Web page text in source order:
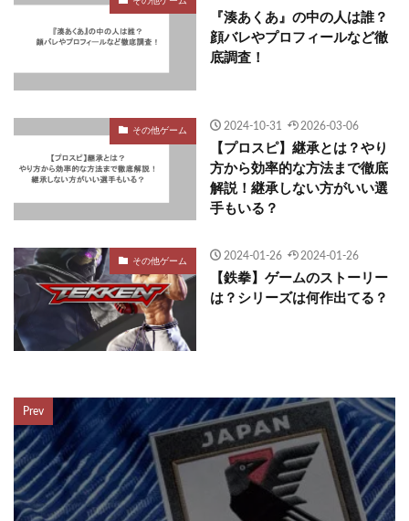
『湊あくあ』の中の人は誰？
顔バレやプロフィールなど徹
底調査！
その他ゲーム 2024-10-31 2026-03-06
【プロスピ】継承とは？やり
方から効率的な方法まで徹底
解説！継承しない方がいい選
手もいる？
その他ゲーム 2024-01-26 2024-01-26
【鉄拳】ゲームのストーリー
は？シリーズは何作出てる？
Prev